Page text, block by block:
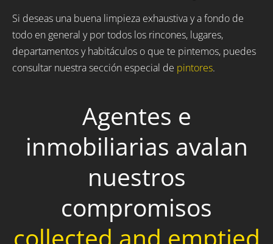
Si deseas una buena limpieza exhaustiva y a fondo de
todo en general y por todos los rincones, lugares,
departamentos y habitáculos o que te pintemos, puedes
consultar nuestra sección especial de pintores.
Agentes e
inmobiliarias avalan
nuestros
compromisos